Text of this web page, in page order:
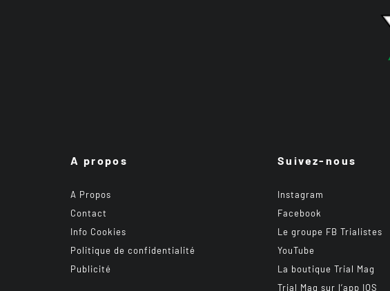
A propos
A Propos
Contact
Info Cookies
Politique de confidentialité
Publicité
Suivez-nous
Instagram
Facebook
Le groupe FB Trialistes
YouTube
La boutique Trial Mag
Trial Mag sur l’app IOS